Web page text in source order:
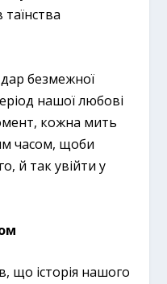
безмежної
нашої любові
кожна мить
часом, щоби
й так увійти у
що історія нашого